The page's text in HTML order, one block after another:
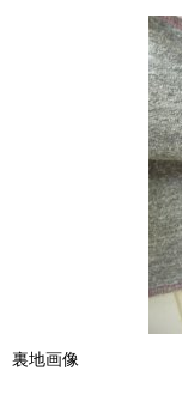
裏地画像